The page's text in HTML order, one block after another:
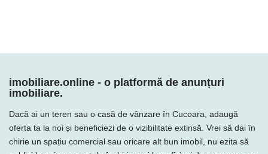
imobiliare.online - o platformă de anunțuri
imobiliare.
Dacă ai un teren sau o casă de vânzare în Cucoara, adaugă
oferta ta la noi și beneficiezi de o vizibilitate extinsă. Vrei să dai în
chirie un spațiu comercial sau oricare alt bun imobil, nu ezita să